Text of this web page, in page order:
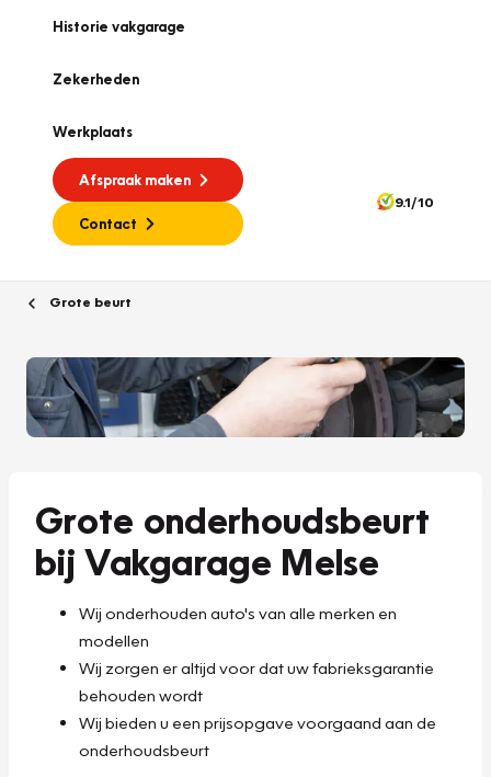
Historie vakgarage
Zekerheden
Werkplaats
Afspraak maken
Contact
9.1/10
Grote beurt
Grote onderhoudsbeurt
bij Vakgarage Melse
Wij onderhouden auto's van alle merken en
modellen
Wij zorgen er altijd voor dat uw fabrieksgarantie
behouden wordt
Wij bieden u een prijsopgave voorgaand aan de
onderhoudsbeurt